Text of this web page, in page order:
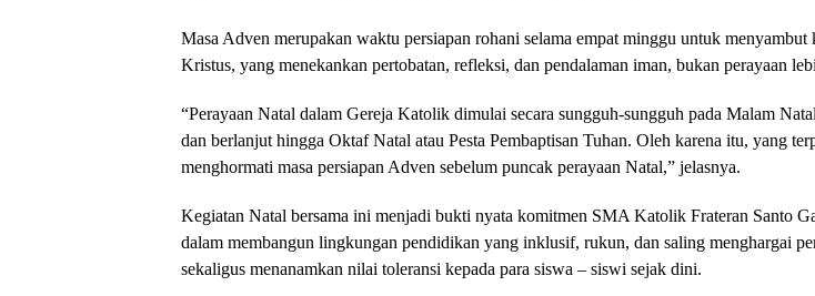
Masa Adven merupakan waktu persiapan rohani selama empat minggu untuk menyambut
Kristus, yang menekankan pertobatan, refleksi, dan pendalaman iman, bukan perayaan
“Perayaan Natal dalam Gereja Katolik dimulai secara sungguh-sungguh pada Malam
dan berlanjut hingga Oktaf Natal atau Pesta Pembaptisan Tuhan. Oleh karena itu, yang
menghormati masa persiapan Adven sebelum puncak perayaan Natal,” jelasnya.
Kegiatan Natal bersama ini menjadi bukti nyata komitmen SMA Katolik Frateran Santo
dalam membangun lingkungan pendidikan yang inklusif, rukun, dan saling menghargai
sekaligus menanamkan nilai toleransi kepada para siswa – siswi sejak dini.